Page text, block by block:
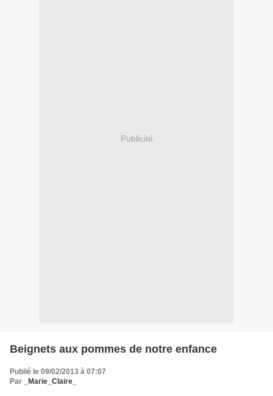
Publicité
Beignets aux pommes de notre enfance
Publié le 09/02/2013 à 07:07
Par
_Marie_Claire_